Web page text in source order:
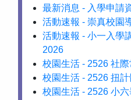
最新消息 - 入學申請
活動速報 - 崇真校園
活動速報 - 小一入學
2026
校園生活 - 2526 社
校園生活 - 2526 扭
校園生活 - 2526 小